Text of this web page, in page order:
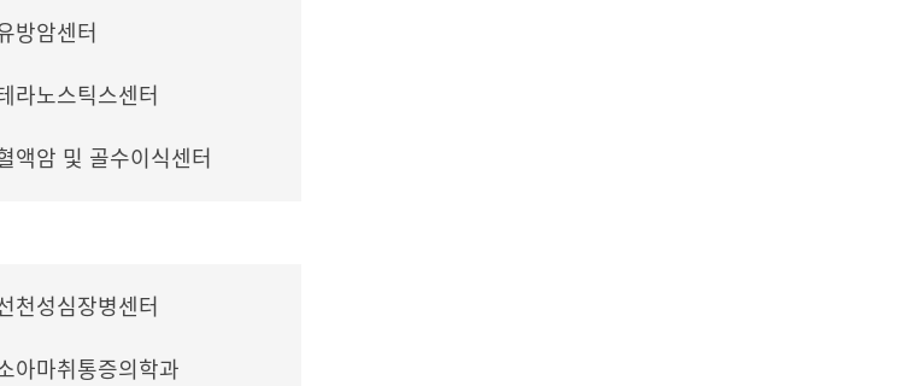
방암센터
라노스틱스센터
액암 및 골수이식센터
천성심장병센터
아마취통증의학과